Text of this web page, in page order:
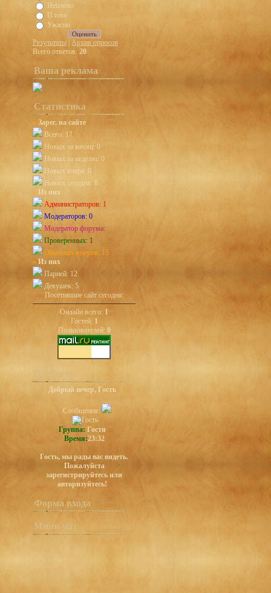
Неплохо
Плохо
Ужасно
Результаты Архив опросов
Всего ответов: 20
Ваша реклама
Статистика
» Зарег. на сайте
Всего: 17
Новых за месяц: 0
Новых за неделю: 0
Новых вчера: 0
Новых сегодня: 0
» Из них
Администраторов: 1
Модераторов: 0
Модератор форума:
Проверенных: 1
Обычных юзеров: 15
» Из них
Парней: 12
Девушек: 5
Посетившие сайт сегодня:
Онлайн всего: 1
Гостей: 1
Пользователей: 0
Добрый вечер, Гость
Сообщения:
Группа: Гости
Время:23:32
Гость, мы рады вас видеть.
Пожалуйста
зарегистрируйтесь или
авторизуйтесь!
Форма входа
Мини-чат